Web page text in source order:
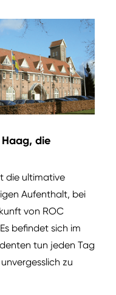
die
die ultimative
Aufenthalt, bei
von ROC
befindet sich im
tun jeden Tag
zu